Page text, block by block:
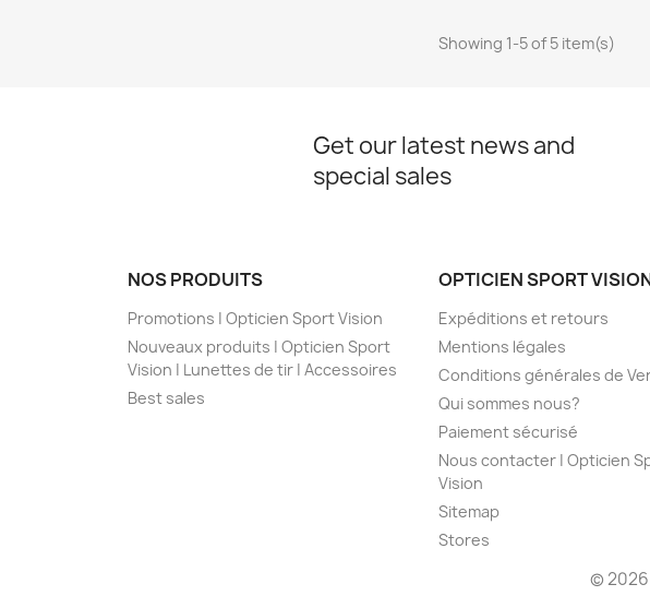
Showing 1-5 of 5 item(s)
Get our latest news and
special sales
NOS PRODUITS
Promotions | Opticien Sport Vision
Nouveaux produits | Opticien Sport
Vision | Lunettes de tir | Accessoires
Best sales
OPTICIEN SPORT
Expéditions et retours
Mentions légales
Conditions générales de
Qui sommes nous?
Paiement sécurisé
Nous contacter | Opticien
Vision
Sitemap
Stores
©